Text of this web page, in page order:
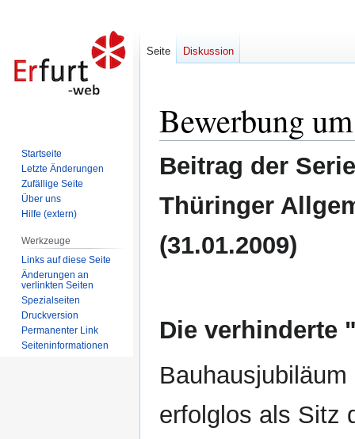
Navigation
springen
Suche
springen
Bewerbung
Beitrag der
Thüringer
(31.01.2009)
Die verhinderte
erfolglos als Sitz
Seite Diskussion
Startseite
Letzte Änderungen
Zufällige Seite
Über uns
Hilfe (extern)
Werkzeuge
Links auf diese Seite
Änderungen an
verlinkten Seiten
Spezialseiten
Druckversion
Permanenter Link
Seiten­informationen